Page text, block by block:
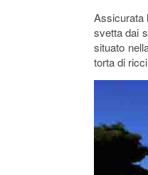
Assicurata
svetta dai
situato
torta di